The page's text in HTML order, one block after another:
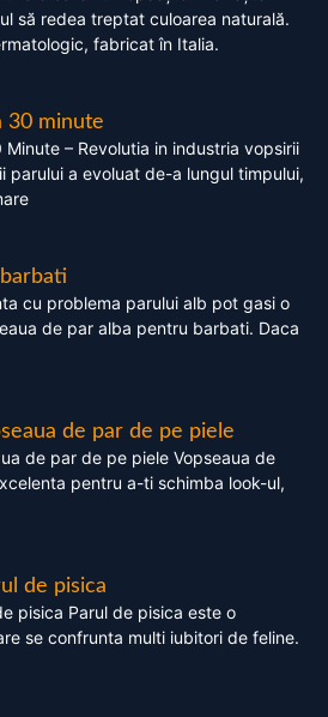
să redea treptat culoarea naturală.
fabricat în Italia.
30 minute
Minute – Revolutia in industria vopsirii
parului a evoluat de-a lungul timpului,
cu problema parului alb pot gasi o
de par alba pentru barbati. Daca
de par de pe piele
de par de pe piele Vopseaua de
pentru a-ti schimba look-ul,
de pisica
pisica Parul de pisica este o
se confrunta multi iubitori de feline.